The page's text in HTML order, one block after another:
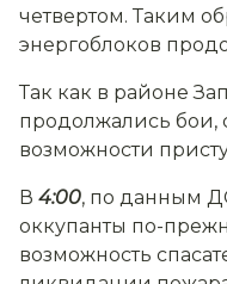
четвертом. Таким
энергоблоков
Так как в районе
продолжались бои,
возможности
В 4:00, по данным
оккупанты по-
возможность